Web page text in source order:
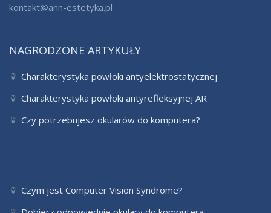
kontakt@ann-estetyka.pl
NAGRODZONE ARTYKUŁY
Charakterystyka powłoki antyelektrostatycznej
Charakterystyka powłoki antyrefleksyjnej AR
Czy potrzebujesz okularów do komputera?
Czym jest Computer Vision Syndrome?